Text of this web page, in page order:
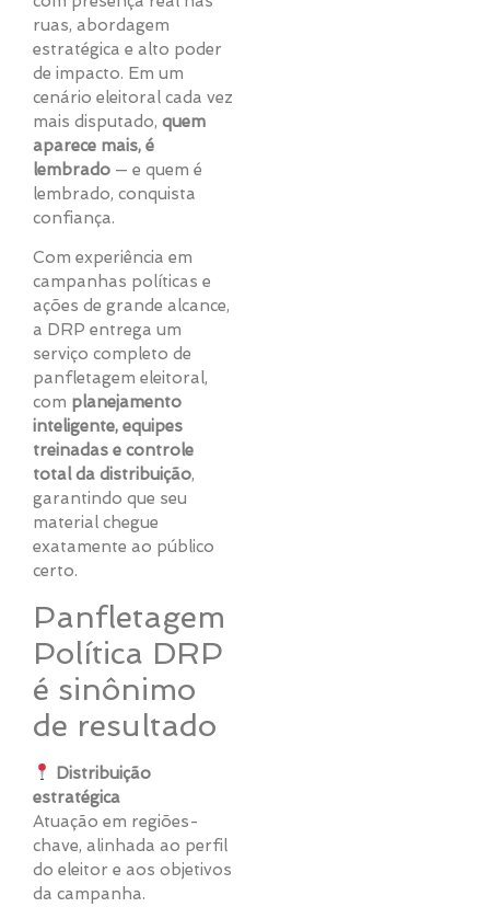
ruas, abordagem
estratégica e alto poder
de impacto. Em um
cenário eleitoral cada vez
mais disputado, quem
aparece mais, é
lembrado — e quem é
lembrado, conquista
confiança.
Com experiência em
campanhas políticas e
ações de grande alcance,
a DRP entrega um
serviço completo de
panfletagem eleitoral,
com planejamento
inteligente, equipes
treinadas e controle
total da distribuição,
garantindo que seu
material chegue
exatamente ao público
certo.
Panfletagem
Política DRP
é sinônimo
de resultado
Distribuição
estratégica
Atuação em regiões-
chave, alinhada ao perfil
do eleitor e aos objetivos
da campanha.